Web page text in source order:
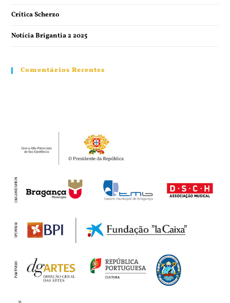
Crítica Scherzo
Notícia Brigantia 2 2025
Comentários Recentes